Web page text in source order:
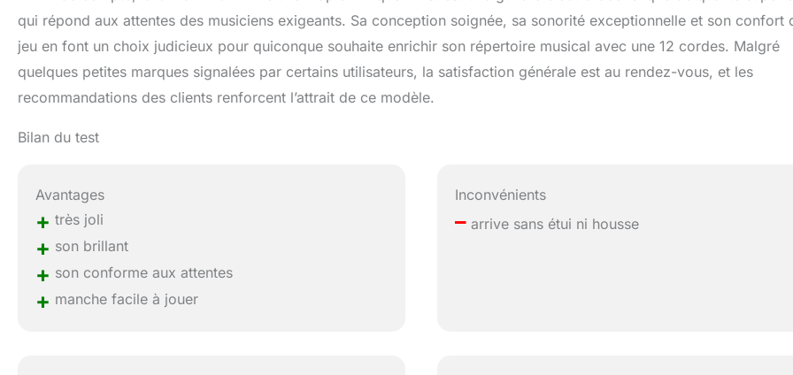
qui répond aux attentes des musiciens exigeants. Sa conception soignée, sa sonorité exceptionnelle et son confort
jeu en font un choix judicieux pour quiconque souhaite enrichir son répertoire musical avec une 12 cordes. Malgré
quelques petites marques signalées par certains utilisateurs, la satisfaction générale est au rendez-vous, et les
recommandations des clients renforcent l’attrait de ce modèle.
Bilan du test
Avantages
+ très joli
+ son brillant
+ son conforme aux attentes
+ manche facile à jouer
Inconvénients
– arrive sans étui ni housse